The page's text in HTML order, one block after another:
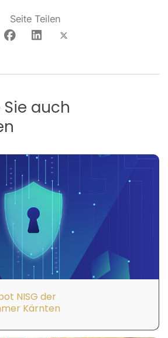
Seite Teilen
auch
NISG der
Kärnten